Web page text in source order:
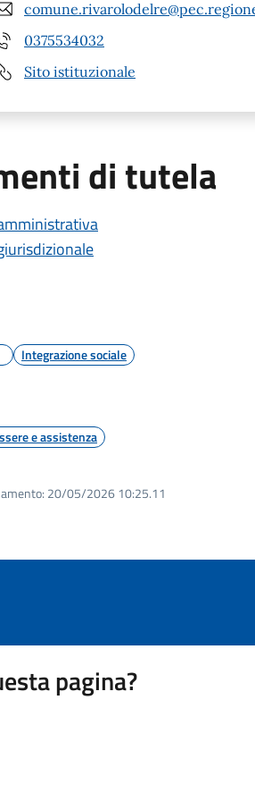
0375534032
Sito istituzionale
di tutela
Integrazione sociale
e assistenza
20/05/2026 10:25.11
pagina?